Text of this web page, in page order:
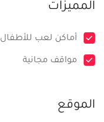
المميزات
أماكن لعب للأطفال
مواقف مجانية
الموقع